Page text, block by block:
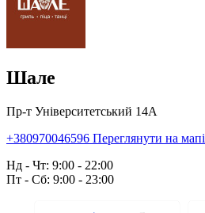
Шале
Пр-т Університетський 14А
+380970046596 Переглянути на мапі
Нд - Чт: 9:00 - 22:00
Пт - Сб: 9:00 - 23:00